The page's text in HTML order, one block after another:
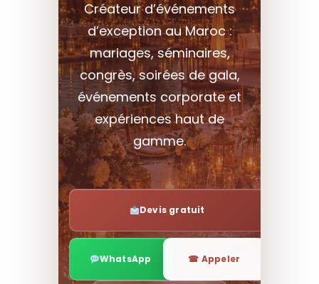
Créateur d’événements
d’exception au Maroc :
mariages, séminaires,
congrès, soirées de gala,
événements corporate et
expériences haut de
gamme.
Devis gratuit
WhatsApp ☎ Appeler